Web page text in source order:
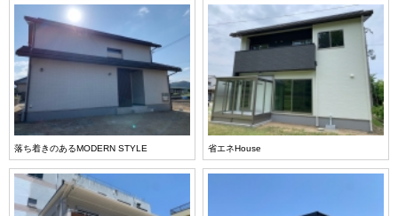
落ち着きのあるMODERN STYLE 省エネHouse